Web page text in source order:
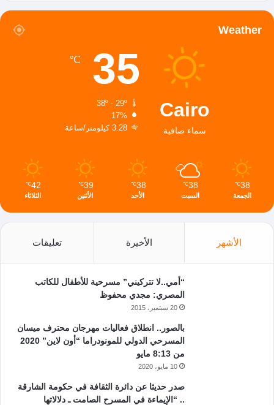
Weather
Cairo
سماء صافية
35
℃
38º - 29º
17%
3.28 كيلومتر/ساعة
38
℃
الجمعة
38
℃
السبت
38
℃
الأحد
39
℃
الأثنين
42
℃
الثلاثاء
الأشهر الأخيرة تعليقات
“أمي..لا تتركيني” مسرحية للأطفال للكاتب
المصري: مجدي محفوظ
20 سبتمبر، 2015
بالصور.. انطلاق فعاليات مهرجان محترف ميسان
المسرحي الدولي للمونودراما “أون لاين” 2020
من 8:13 مايو
10 مايو، 2020
صدر حديثا عن دائرة الثقافة في حكومة الشارقة
.. “الإيماءة في المسرح الصامت ـ دلالاتها